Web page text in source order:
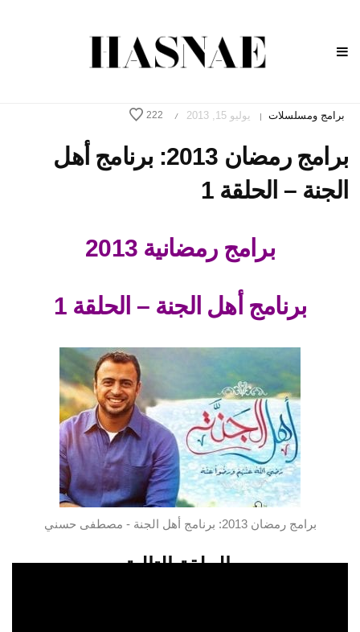
برامج ومسلسلات | يوليو 15, 2013 /
222
برامج رمضان 2013: برنامج أهل
الجنة – الحلقة 1
برامج رمضانية 2013
برنامج أهل الجنة – الحلقة 1
برامج رمضان 2013: برنامج أهل الجنة - مصطفى حسني
الحلقة التالية